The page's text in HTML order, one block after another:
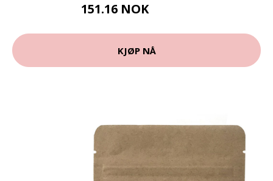
151.16 NOK
KJØP NÅ